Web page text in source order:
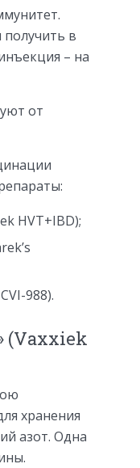
в
– на
от
HVT+IBD);
988).
(Vaxxiek
хранения
азот. Одна